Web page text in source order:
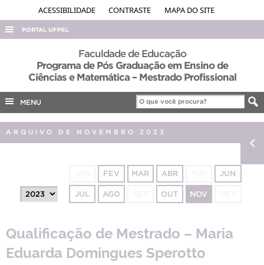
ACESSIBILIDADE CONTRASTE MAPA DO SITE
PORTAL UFPEL
ACESSO À INFORMAÇÃO
AUDITORIA
EDITAIS
PORTARIAS
Faculdade de Educação
Programa de Pós Graduação em Ensino de
Ciências e Matemática – Mestrado Profissional
MENU
ARQUIVO DE NOVEMBRO 2023
FEV MAR ABR JUN
JUL AGO OUT NOV
Qualificação de Mestrado – Maria
Eduarda Domingues Sperotto